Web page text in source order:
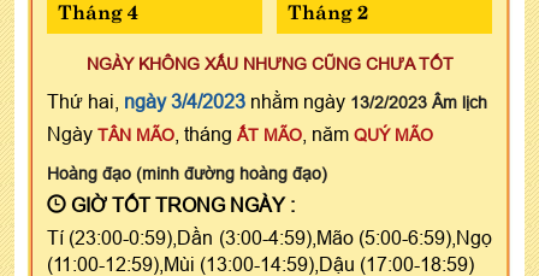
Tháng 4 Tháng 2
NGÀY KHÔNG XẤU NHƯNG CŨNG CHƯA TỐT
Thứ hai, ngày 3/4/2023 nhằm ngày 13/2/2023 Âm lịch
Ngày TÂN MÃO , tháng ẤT MÃO , năm QUÝ MÃO
Hoàng đạo (minh đường hoàng đạo)
GIỜ TỐT TRONG NGÀY :
Tí (23:00-0:59),Dần (3:00-4:59),Mão (5:00-6:59),Ngọ
(11:00-12:59),Mùi (13:00-14:59),Dậu (17:00-18:59)